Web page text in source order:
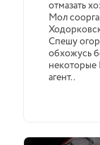
отмазать
Мол
Спешу
обхожусь
некоторые
агент..